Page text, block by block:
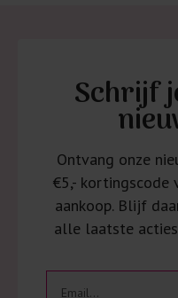
Schrijf
Ontvang onze
€5,-
aankoop. Blijf
alle laatste